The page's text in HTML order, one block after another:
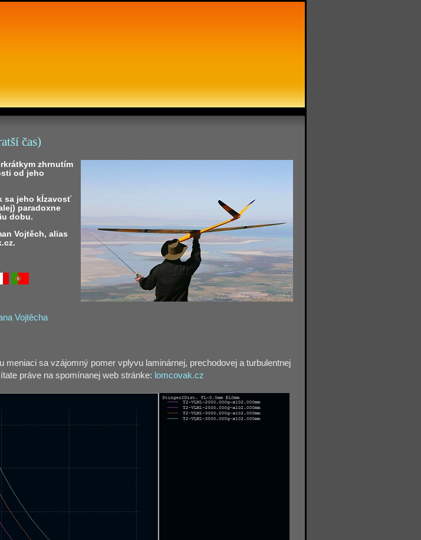
čas)
zhrnutím
od jeho
sa jeho kĺzavosť
paradoxne
dobu.
Vojtěch, alias
Vojtěcha
meniaci sa vzájomný pomer vplyvu laminárnej, prechodovej a turbulentnej
práve na spomínanej web stránke: lomcovak.cz